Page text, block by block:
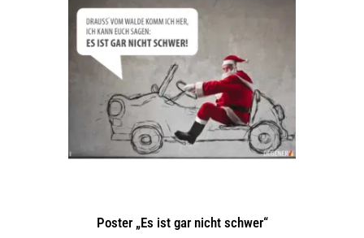
Poster „Es ist gar nicht schwer“